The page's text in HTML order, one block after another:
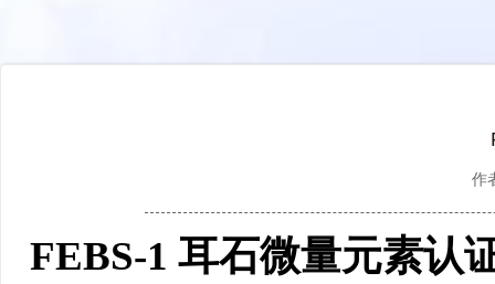
作
FEBS-1 耳石微量元素认